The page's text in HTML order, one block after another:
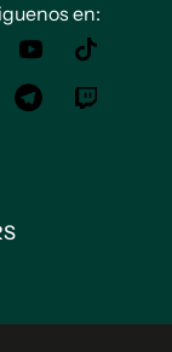
en: